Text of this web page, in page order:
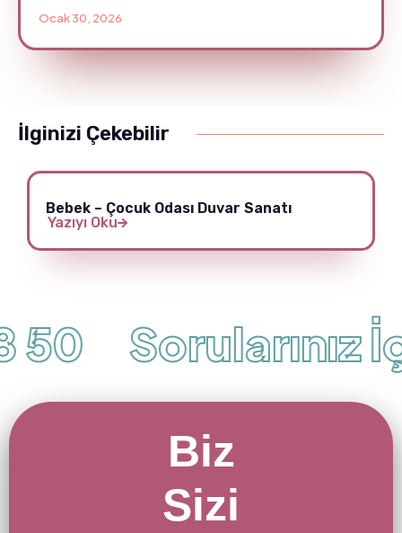
Ocak 30, 2026
İlginizi Çekebilir
Bebek – Çocuk Odası Duvar Sanatı
Yazıyı Oku
Sorularınız
Biz
Sizi